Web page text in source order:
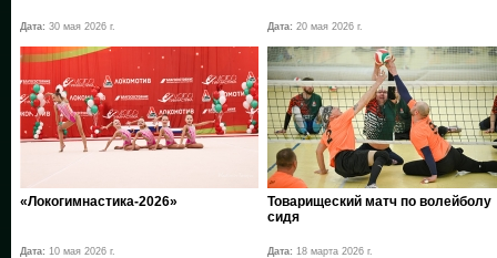
Дата: 30 мая 2026 г. Дата: 20 мая 2026 г.
«Локогимнастика-2026»
Дата: 10 мая 2026 г.
Товарищеский матч по волейболу
сидя
Дата: 18 марта 2026 г.